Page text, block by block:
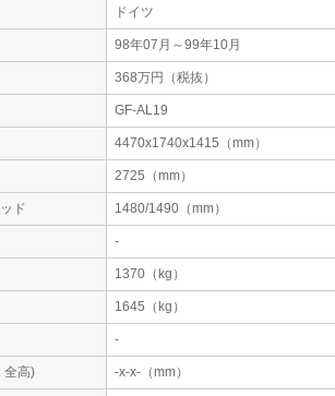
ドイツ
98年07月～99年10月
368万円（税抜）
GF-AL19
4470x1740x1415（mm）
2725（mm）
ド 1480/1490（mm）
-
1370（kg）
1645（kg）
-
全高) -x-x-（mm）